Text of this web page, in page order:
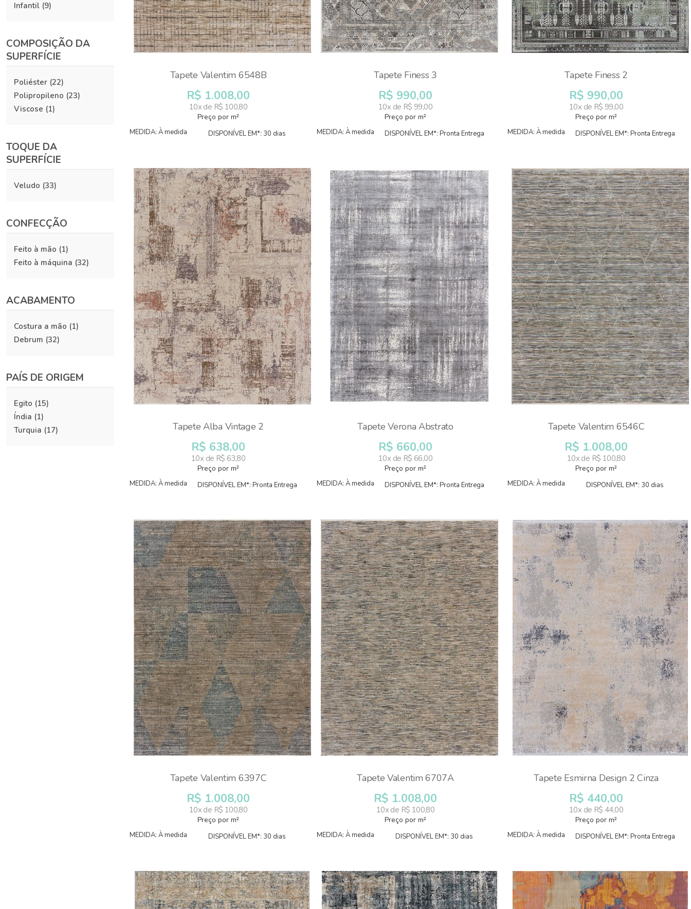
Tapete Valentim 6548B
R$ 1.008,00
10x de R$ 100,80
Preço por m²
MEDIDA: À medida DISPONÍVEL EM*: 30 dias
Tapete Finess 3
R$ 990,00
10x de R$ 99,00
Preço por m²
MEDIDA: À medida DISPONÍVEL EM*: Pronta Entrega
Tapete Finess 2
R$ 990,00
10x de R$ 99,00
Preço por m²
MEDIDA: À medida DISPONÍVEL EM*: Pronta Entrega
Tapete Alba Vintage 2
R$ 638,00
10x de R$ 63,80
Preço por m²
MEDIDA: À medida DISPONÍVEL EM*: Pronta Entrega
Tapete Verona Abstrato
R$ 660,00
10x de R$ 66,00
Preço por m²
MEDIDA: À medida DISPONÍVEL EM*: Pronta Entrega
Tapete Valentim 6546C
R$ 1.008,00
10x de R$ 100,80
Preço por m²
MEDIDA: À medida DISPONÍVEL EM*: 30 dias
Tapete Valentim 6397C
R$ 1.008,00
10x de R$ 100,80
Preço por m²
MEDIDA: À medida DISPONÍVEL EM*: 30 dias
Tapete Valentim 6707A
R$ 1.008,00
10x de R$ 100,80
Preço por m²
MEDIDA: À medida DISPONÍVEL EM*: 30 dias
Tapete Esmirna Design 2 Cinza
R$ 440,00
10x de R$ 44,00
Preço por m²
MEDIDA: À medida DISPONÍVEL EM*: Pronta Entrega
Infantil (9)
COMPOSIÇÃO DA
SUPERFÍCIE
Poliéster (22)
Polipropileno (23)
Viscose (1)
TOQUE DA
SUPERFÍCIE
Veludo (33)
CONFECÇÃO
Feito à mão (1)
Feito à máquina (32)
ACABAMENTO
Costura a mão (1)
Debrum (32)
PAÍS DE ORIGEM
Egito (15)
Índia (1)
Turquia (17)